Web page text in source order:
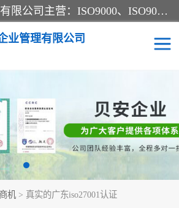
杭州贝安企业管理有限公司主营：ISO9000、ISO9000认证、ISO9001认证、ISO14000认证、ISO14001认证等系列企业认证服务。
业管理有限公司
机 > 真实的广东iso27001认证
ISO13485认证
CCC认证